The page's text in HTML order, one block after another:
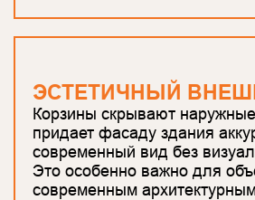
ЭСТЕТИЧНЫЙ
Корзины скрывают
придает фасаду здания
современный вид без
Это особенно важно для
современным